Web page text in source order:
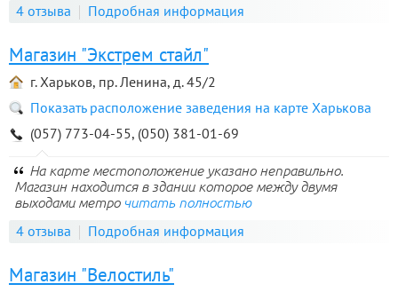
4 отзыва Подробная информация
Магазин "Экстрем стайл"
г. Харьков, пр. Ленина, д. 45/2
Показать расположение заведения на карте Харькова
(057) 773-04-55, (050) 381-01-69
На карте местоположение указано неправильно.
Магазин находится в здании которое между двумя
выходами метро читать полностью
4 отзыва Подробная информация
Магазин "Велостиль"